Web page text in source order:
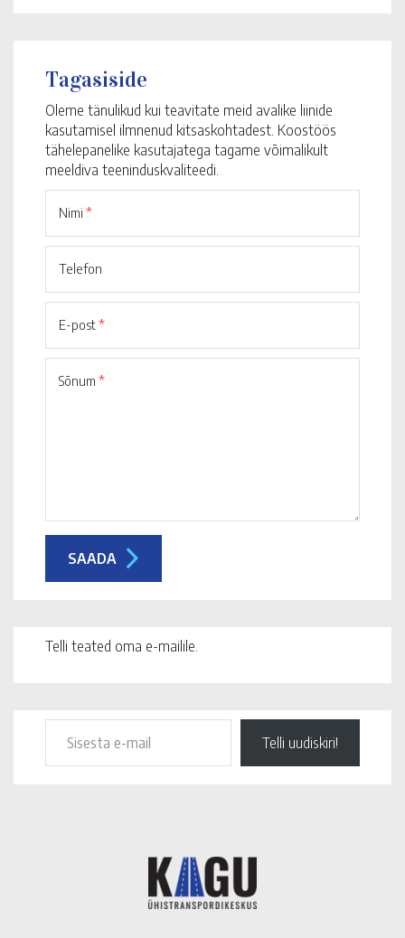
Tagasiside
Oleme tänulikud kui teavitate meid avalike liinide
kasutamisel ilmnenud kitsaskohtadest. Koostöös
tähelepanelike kasutajatega tagame võimalikult
meeldiva teeninduskvaliteedi.
Nimi *
Telefon
E-post*
Sõnum *
Telli teated oma e-mailile.
Telli uudiskiri!